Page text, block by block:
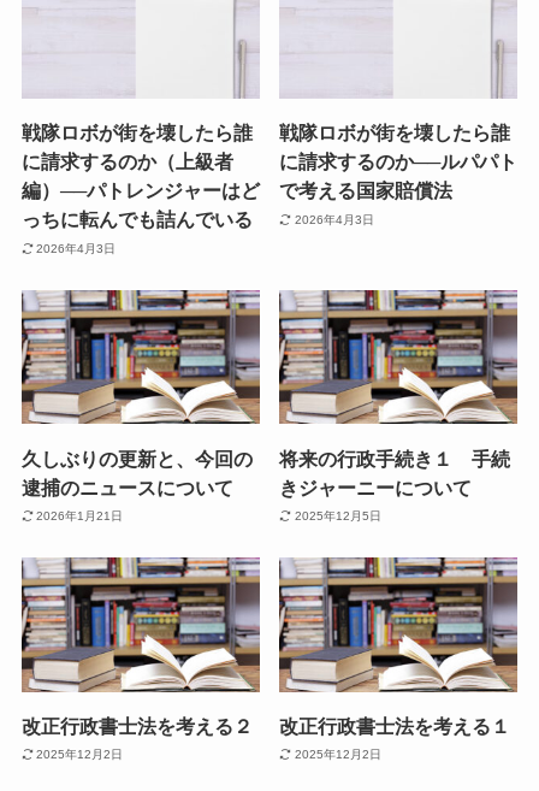
戦隊ロボが街を壊したら誰
に請求するのか（上級者
編）──パトレンジャーはど
っちに転んでも詰んでいる
2026年4月3日
戦隊ロボが街を壊したら誰
に請求するのか──ルパパト
で考える国家賠償法
2026年4月3日
久しぶりの更新と、今回の
逮捕のニュースについて
2026年1月21日
将来の行政手続き１ 手続
きジャーニーについて
2025年12月5日
改正行政書士法を考える２
2025年12月2日
改正行政書士法を考える１
2025年12月2日